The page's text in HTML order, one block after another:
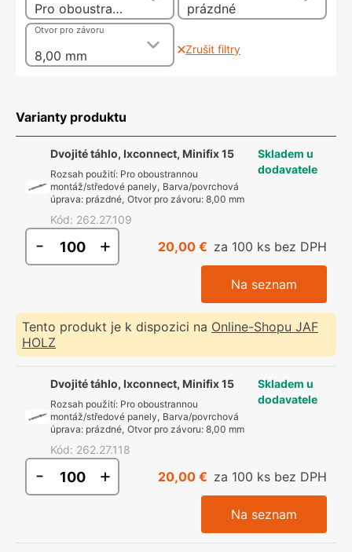
Pro oboustrannou montáž/středové panely prázdné
8,00 mm
Otvor pro závoru
Zrušit filtry
Varianty produktu
Dvojité táhlo, Ixconnect, Minifix 15
Rozsah použití: Pro oboustrannou
montáž/středové panely, Barva/povrchová
úprava: prázdné, Otvor pro závoru: 8,00 mm
Kód: 262.27.109
Skladem u
dodavatele
- + 20,00 € za 100 ks bez DPH
Na seznam
Tento produkt je k dispozici na Online-Shopu JAF
HOLZ
Dvojité táhlo, Ixconnect, Minifix 15
Rozsah použití: Pro oboustrannou
montáž/středové panely, Barva/povrchová
úprava: prázdné, Otvor pro závoru: 8,00 mm
Kód: 262.27.118
Skladem u
dodavatele
- + 20,00 € za 100 ks bez DPH
Na seznam